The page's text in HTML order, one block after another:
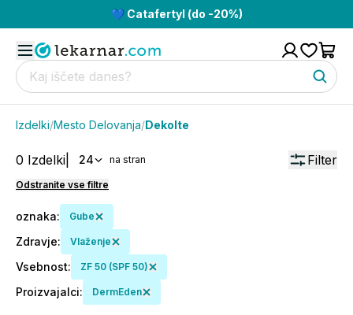
💙 Catafertyl (do -20%)
Izdelki/Mesto Delovanja/Dekolte
0 Izdelki 24 na stran Filter
Odstranite vse filtre
oznaka: Gube
Zdravje: Vlaženje
Vsebnost: ZF 50 (SPF 50)
Proizvajalci: DermEden